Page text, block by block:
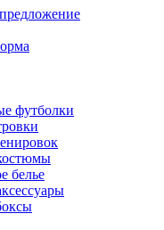
футболки
белье